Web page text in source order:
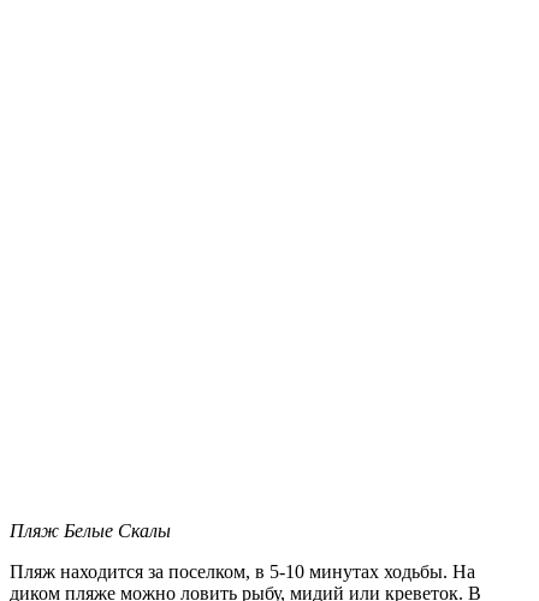
Пляж Белые Скалы
Пляж находится за поселком, в 5-10 минутах ходьбы. На
диком пляже можно ловить рыбу, мидий или креветок. В